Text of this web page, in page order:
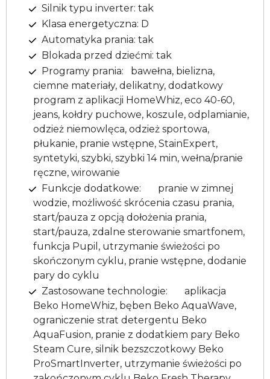
Silnik typu inverter: tak
Klasa energetyczna: D
Automatyka prania: tak
Blokada przed dziećmi: tak
Programy prania: bawełna, bielizna,
ciemne materiały, delikatny, dodatkowy
program z aplikacji HomeWhiz, eco 40-60,
jeans, kołdry puchowe, koszule, odplamianie,
odzież niemowlęca, odzież sportowa,
płukanie, pranie wstępne, StainExpert,
syntetyki, szybki, szybki 14 min, wełna/pranie
ręczne, wirowanie
Funkcje dodatkowe: pranie w zimnej
wodzie, możliwość skrócenia czasu prania,
start/pauza z opcją dołożenia prania,
start/pauza, zdalne sterowanie smartfonem,
funkcja Pupil, utrzymanie świeżości po
skończonym cyklu, pranie wstępne, dodanie
pary do cyklu
Zastosowane technologie: aplikacja
Beko HomeWhiz, bęben Beko AquaWave,
ograniczenie strat detergentu Beko
AquaFusion, pranie z dodatkiem pary Beko
Steam Cure, silnik bezszczotkowy Beko
ProSmartInverter, utrzymanie świeżości po